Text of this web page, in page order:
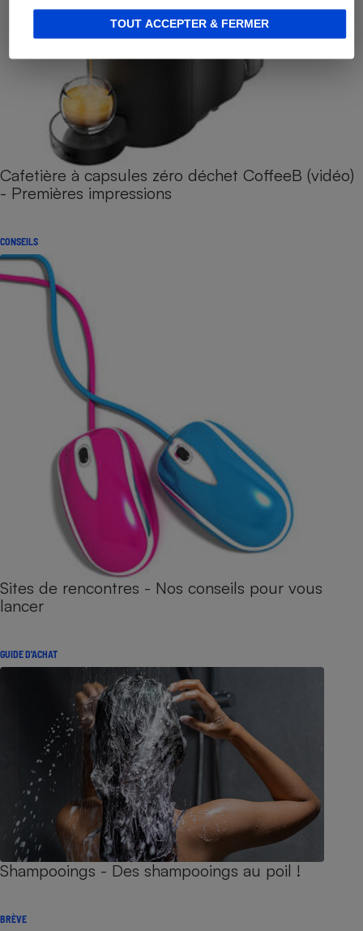
TOUT ACCEPTER & FERMER
Cafetière à capsules zéro déchet CoffeeB (vidéo)
- Premières impressions
CONSEILS
Sites de rencontres - Nos conseils pour vous
lancer
GUIDE D'ACHAT
Shampooings - Des shampooings au poil !
BRÈVE